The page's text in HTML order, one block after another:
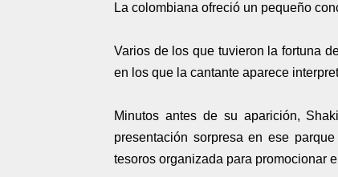
La colombiana ofreció un pequeño
Varios de los que tuvieron la fortuna
en los que la cantante aparece
Minutos antes de su aparición,
presentación sorpresa en ese
tesoros organizada para promocionar